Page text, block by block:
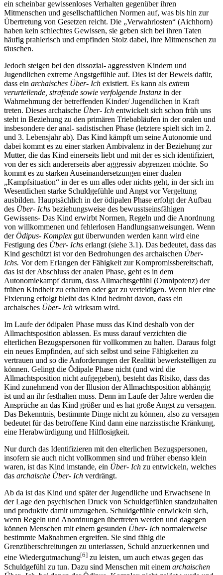
ein scheinbar gewissenloses Verhalten gegenüber ihren
Mitmenschen und gesellschaftlichen Normen auf, was bis hin zur
Übertretung von Gesetzen reicht. Die „Verwahrlosten“ (Aichhorn)
haben kein schlechtes Gewissen, sie geben sich bei ihren Taten
häufig prahlerisch und empfinden Stolz dabei, ihre Mitmenschen zu
täuschen.
Jedoch steigen bei den dissozial- aggressiven Kindern und
Jugendlichen extreme Angstgefühle auf. Dies ist der Beweis dafür,
dass ein archaisches Über- Ich existiert. Es kann als extrem
verurteilende, strafende sowie verfolgende Instanz in der
Wahrnehmung der betreffenden Kinder/ Jugendlichen in Kraft
treten. Dieses archaische Über- Ich entwickelt sich schon früh uns
steht in Beziehung zu den primären Triebabläufen in der oralen und
insbesondere der anal- sadistischen Phase (letztere spielt sich im 2.
und 3. Lebensjahr ab). Das Kind kämpft um seine Autonomie und
dabei kommt es zu einer starken Ambivalenz in der Beziehung zur
Mutter, die das Kind einerseits liebt und mit der es sich identifiziert,
von der es sich andererseits aber aggressiv abgrenzen möchte. So
kommt es zu starken Auseinandersetzungen einer dualen
„Kampfsituation“ in der es um alles oder nichts geht, in der sich im
Wesentlichen starke Schuldgefühle und Angst vor Vergeltung
ausbilden. Hauptsächlich in der ödipalen Phase erfolgt der Aufbau
des Über- Ichs beziehungsweise des bewusstseinsfähigen
Gewissens- Das Kind erwirbt Normen, Regeln und die Anordnung
von willkommenen und fehlerlosen Handlungsanweisungen. Wenn
derÖdipus- Komplex gut überwunden werden kann wird eine
Festigung des Über- Ichs erlangt (siehe 3.1). Das bedeutet, dass das
Kind geschützt ist vor den Bedrohungen des archaischen Über-
Ichs. Vor dem Erlangen der Fähigkeit zur Kompromissbereitschaft,
das ist der Abschluss der analen Phase, geht es in dem
Autonomiekampf darum, dass Allmachtsgefühl (Omnipotenz) der
frühen Kindheit zu erhalten oder gar zu verteidigen. Wenn hier eine
Fixierung erfolgt bleibt das Kind bedroht davon, dass ein
archaisches Über- Ich wirksam wird.
Im Laufe der ödipalen Phase muss das Kind deshalb von der
Allmachtsposition ablassen. Es muss darauf verzichten die
elterlichen Bezugspersonen für vollkommen zu halten. Daraus folgt
ein neues Empfinden, auf sich selbst und seine Fähigkeiten zu
vertrauen und so die Anforderungen der Realität bewerkstelligen zu
können. Gelingt die Ödipale Phase nicht (und wird die
Allmachtsposition nicht aufgegeben), besteht das Risiko, dass das
Kind zunehmend von der Illusion der Allmachtsposition abhängig
ist und an ihr festhalten muss. Denn im Laufe der Jahre werden die
Ansprüche an das Kind größer und es hat große Angst zu versagen.
Das Bekenntnis, bestimmte Dinge nicht zu können, also zu versagen
bedeutet für das betroffene Kind dann eine narzisstische Kränkung,
eine Herabwürdigung und Hilflosigkeit.
Nur durch das Identifizieren mit den elterlichen Bezugspersonen,
insofern sie auch nicht vollkommen sind und früher ebenso klein
waren, ist das Kind imstande, ein Über- Ich zu entwickeln, welches
das archaische Über- Ich verdrängt.
Ab da ist das Kind und später der Jugendliche und Erwachsene in
der Lage den psychischen Druck von Schuldgefühlen standzuhalten
und produktiv damit umzugehen. Schuldgefühle entwickeln sich,
wenn Regeln und Anordnungen übertreten werden und dagegen
können Menschen mit einem gesunden Über- Ich normalerweise
bestimmte Maßnahmen ergreifen. Sie sind fähig die
Grenzüberschreitungen zu unterlassen, Schuld anzuerkennen und
eine Wiedergutmachung[6] zu leisten, um auch etwas gegen das
Schuldgefühl zu tun. Dazu sind Menschen mit einem archaischen